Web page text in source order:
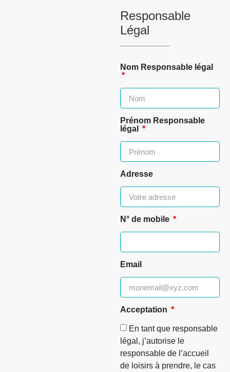
Responsable
Légal
Nom Responsable légal
Prénom Responsable
légal
Adresse
N° de mobile
Email
Acceptation
En tant que responsable
légal, j’autorise le
responsable de l’accueil
de loisirs à prendre, le cas